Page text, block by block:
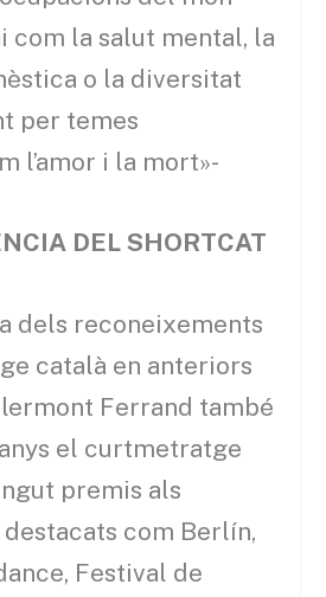
com la salut mental, la
o la diversitat
per temes
l’amor i la mort»-
DEL SHORTCAT
dels reconeixements
català en anteriors
Ferrand també
el curtmetratge
premis als
com Berlín,
Festival de